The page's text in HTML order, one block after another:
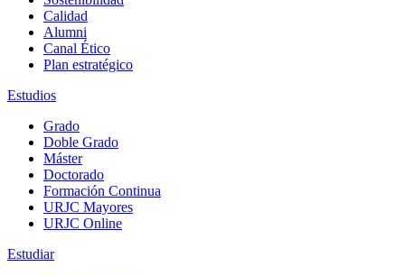
Calidad
Alumni
Canal Ético
Plan estratégico
Estudios
Grado
Doble Grado
Máster
Doctorado
Formación Continua
URJC Mayores
URJC Online
Estudiar